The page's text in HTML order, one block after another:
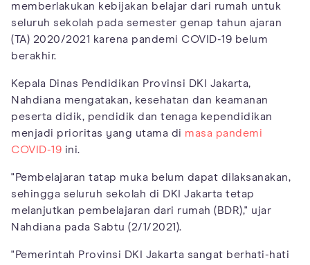
memberlakukan kebijakan belajar dari rumah untuk
seluruh sekolah pada semester genap tahun ajaran
(TA) 2020/2021 karena pandemi COVID-19 belum
berakhir.
Kepala Dinas Pendidikan Provinsi DKI Jakarta,
Nahdiana mengatakan, kesehatan dan keamanan
peserta didik, pendidik dan tenaga kependidikan
menjadi prioritas yang utama di masa pandemi
COVID-19 ini.
"Pembelajaran tatap muka belum dapat dilaksanakan,
sehingga seluruh sekolah di DKI Jakarta tetap
melanjutkan pembelajaran dari rumah (BDR)," ujar
Nahdiana pada Sabtu (2/1/2021).
"Pemerintah Provinsi DKI Jakarta sangat berhati-hati